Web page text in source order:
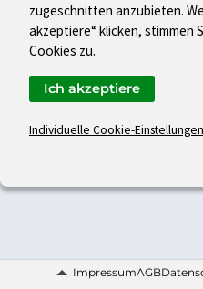
ImpressumAGB
zugeschnitten anzubieten.
akzeptiere“ klicken, stimmen
Cookies zu.
Individuelle Cookie-Einstellungen
Ich akzeptiere